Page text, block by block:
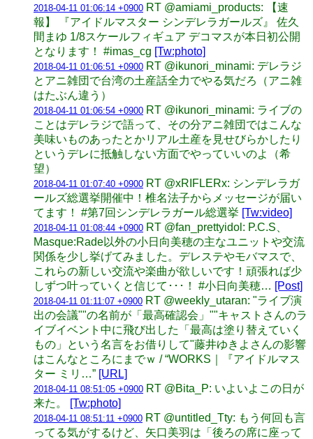
2018-04-11 01:06:14 +0900 RT @amiami_products: 【速
報】 『アイドルマスター シンデレラガールズ』 佐久
間まゆ 1/8スケールフィギュア デコマスが本日初公開
となります！ #imas_cg [Tw:photo]
2018-04-11 01:06:51 +0900 RT @ikunori_minami: デレラジ
とアニ雑団で台湾の土産話全力でやる気だろ（アニ雑
はたぶん違う）
2018-04-11 01:06:54 +0900 RT @ikunori_minami: ライブの
ことはデレラジで語って、その分アニ雑団ではこんな
美味いものあったとかリアル土産を見せびらかしたり
というデレに抵触しない方面でやっていいのよ（希
望）
2018-04-11 01:07:40 +0900 RT @xRIFLERx: シンデレラガ
ールズ総選挙開催中！椎名法子からメッセージが届い
てます！ #第7回シンデレラガール総選挙 [Tw:video]
2018-04-11 01:08:44 +0900 RT @fan_prettyidol: P.C.S、
Masque:Rade以外の小日向美穂の主なユニットや交流
関係を少し挙げてみました。デレステやモバマスで、
これらの新しい交流や楽曲が欲しいです！頑張れば少
しずつ叶っていくと信じて･･･！ #小日向美穂… [Post]
2018-04-11 01:11:07 +0900 RT @weekly_utaran: "ライブ演
出の会議""の名前が「最高確認会」""キャストさんのラ
イブイベント中に飛び出した「最高は塗り替えていく
もの」という名言をお借りして"藤井ゆきよさんの影響
はこんなところにまでｗ / “WORKS｜『アイドルマス
ター ミリ…” [URL]
2018-04-11 08:51:05 +0900 RT @Bita_P: いよいよこの日が
来た。
[Tw:photo]
2018-04-11 08:51:11 +0900 RT @untitled_Tty: もう何回も言
ってる気がするけど、矢口美羽は「後ろの席に座って